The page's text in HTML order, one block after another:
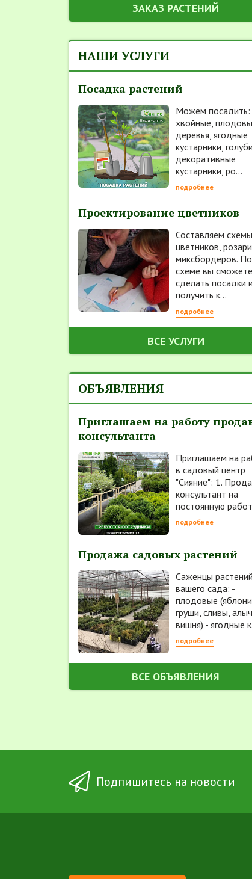
ЗАКАЗ РАСТЕНИЙ
НАШИ УСЛУГИ
Посадка растений
Можем посадить:
хвойные,
деревья, ягодные
кустарники,
декоративные
кустарники, ро...
подробнее
Проектирование цветников
Составляем схемы
цветников,
миксбордеров. По
схеме вы сможете
сделать посадки и
получить к...
подробнее
ВСЕ УСЛУГИ
ОБЪЯВЛЕНИЯ
Приглашаем на работу
консультанта
Приглашаем на
в садовый центр
"Сияние": 1.
консультант на
постоянную
подробнее
Продажа садовых растений
Саженцы
вашего сада: -
плодовые
груши, сливы,
вишня) - ягодные
подробнее
ВСЕ ОБЪЯВЛЕНИЯ
Подпишитесь на новости